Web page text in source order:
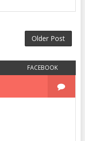
Older Post
FACEBOOK